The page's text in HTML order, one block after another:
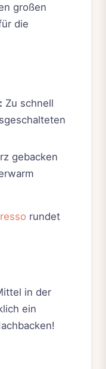
großen
die
Zu schnell
gebacken
rundet
in der
ein